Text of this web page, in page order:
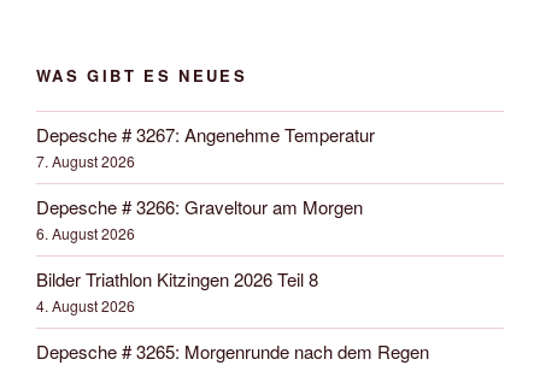
WAS GIBT ES NEUES
Depesche # 3267: Angenehme Temperatur
7. August 2026
Depesche # 3266: Graveltour am Morgen
6. August 2026
Bilder Triathlon Kitzingen 2026 Teil 8
4. August 2026
Depesche # 3265: Morgenrunde nach dem Regen